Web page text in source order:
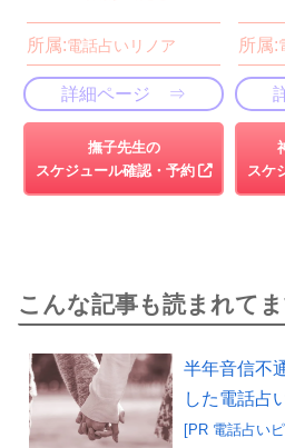
所属:電話占いリノア
詳細ページ ⇒
撫子先生の
スケジュール確認・予約
所属:
スケ
こんな記事も読まれて
半年音信不
した電話占
[PR 電話占い